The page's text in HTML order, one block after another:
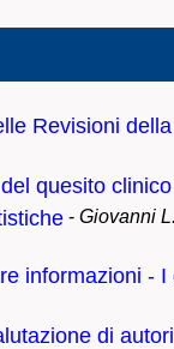
Revisioni
quesito
- Giovanni
informazioni -
di